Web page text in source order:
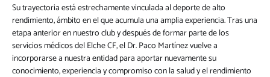
Su trayectoria está estrechamente vinculada al deporte de alto
rendimiento, ámbito en el que acumula una amplia experiencia. Tras una
etapa anterior en nuestro club y después de formar parte de los
servicios médicos del Elche CF, el Dr. Paco Martínez vuelve a
incorporarse a nuestra entidad para aportar nuevamente su
conocimiento, experiencia y compromiso con la salud y el rendimiento